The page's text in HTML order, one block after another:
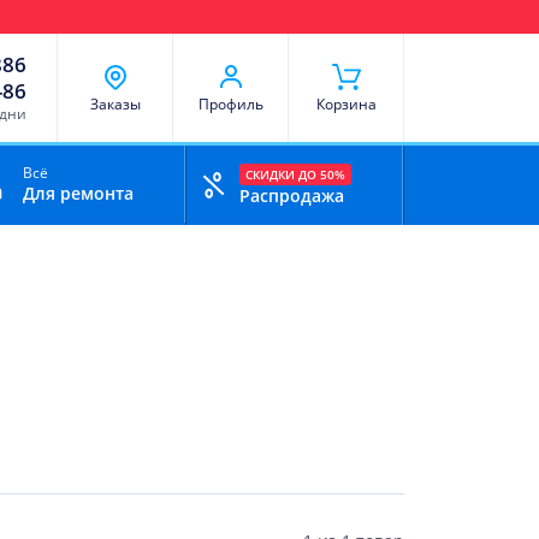
Заказы Профиль Корзина
Всё
Для ремонта
СКИДКИ ДО 50%
Распродажа